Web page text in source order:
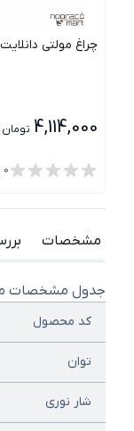
چراغ مولتی دانلایت توکار آدنا 30 وات
4,114,000 تومان
0
مشخصات
جدول مشخصات
کد محصول
توان
شار نوری